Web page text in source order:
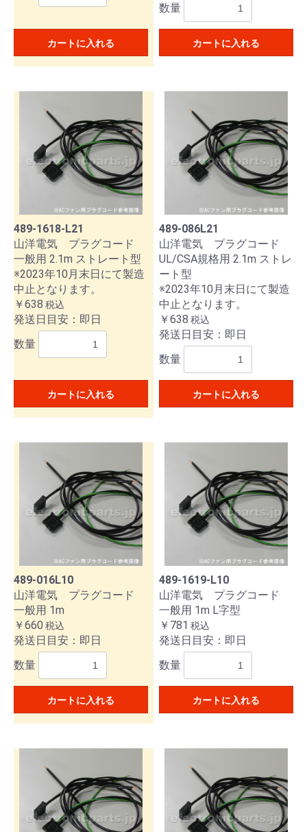
カートに入れる
数量
カートに入れる
489-1618-L21
山洋電気 プラグコード
一般用 2.1m ストレート型
※2023年10月末日にて製造
中止となります。
￥638 税込
発送日目安：即日
数量
カートに入れる
489-086L21
山洋電気 プラグコード
UL/CSA規格用 2.1m ストレ
ート型
※2023年10月末日にて製造
中止となります。
￥638 税込
発送日目安：即日
数量
カートに入れる
489-016L10
山洋電気 プラグコード
一般用 1m
￥660 税込
発送日目安：即日
数量
カートに入れる
489-1619-L10
山洋電気 プラグコード
一般用 1m L字型
￥781 税込
発送日目安：即日
数量
カートに入れる